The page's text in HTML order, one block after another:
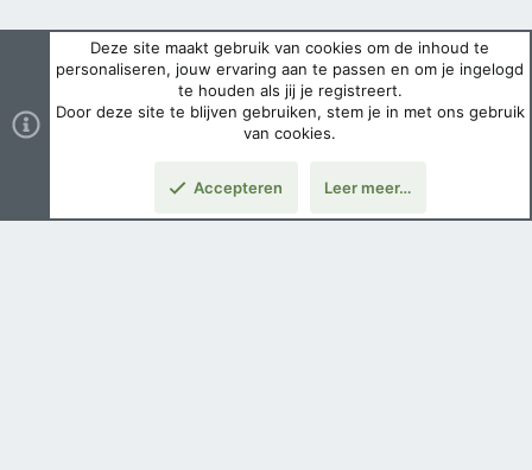
Deze site maakt gebruik van cookies om de inhoud te
personaliseren, jouw ervaring aan te passen en om je ingelogd
te houden als jij je registreert.
Door deze site te blijven gebruiken, stem je in met ons gebruik
van cookies.
Accepteren Leer meer…